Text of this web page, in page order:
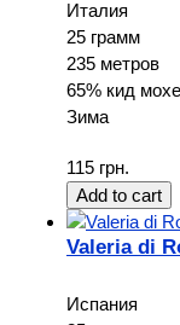
Италия
25 грамм
235 метров
65% кид
Зима
115 грн.
Valeria di
Испания